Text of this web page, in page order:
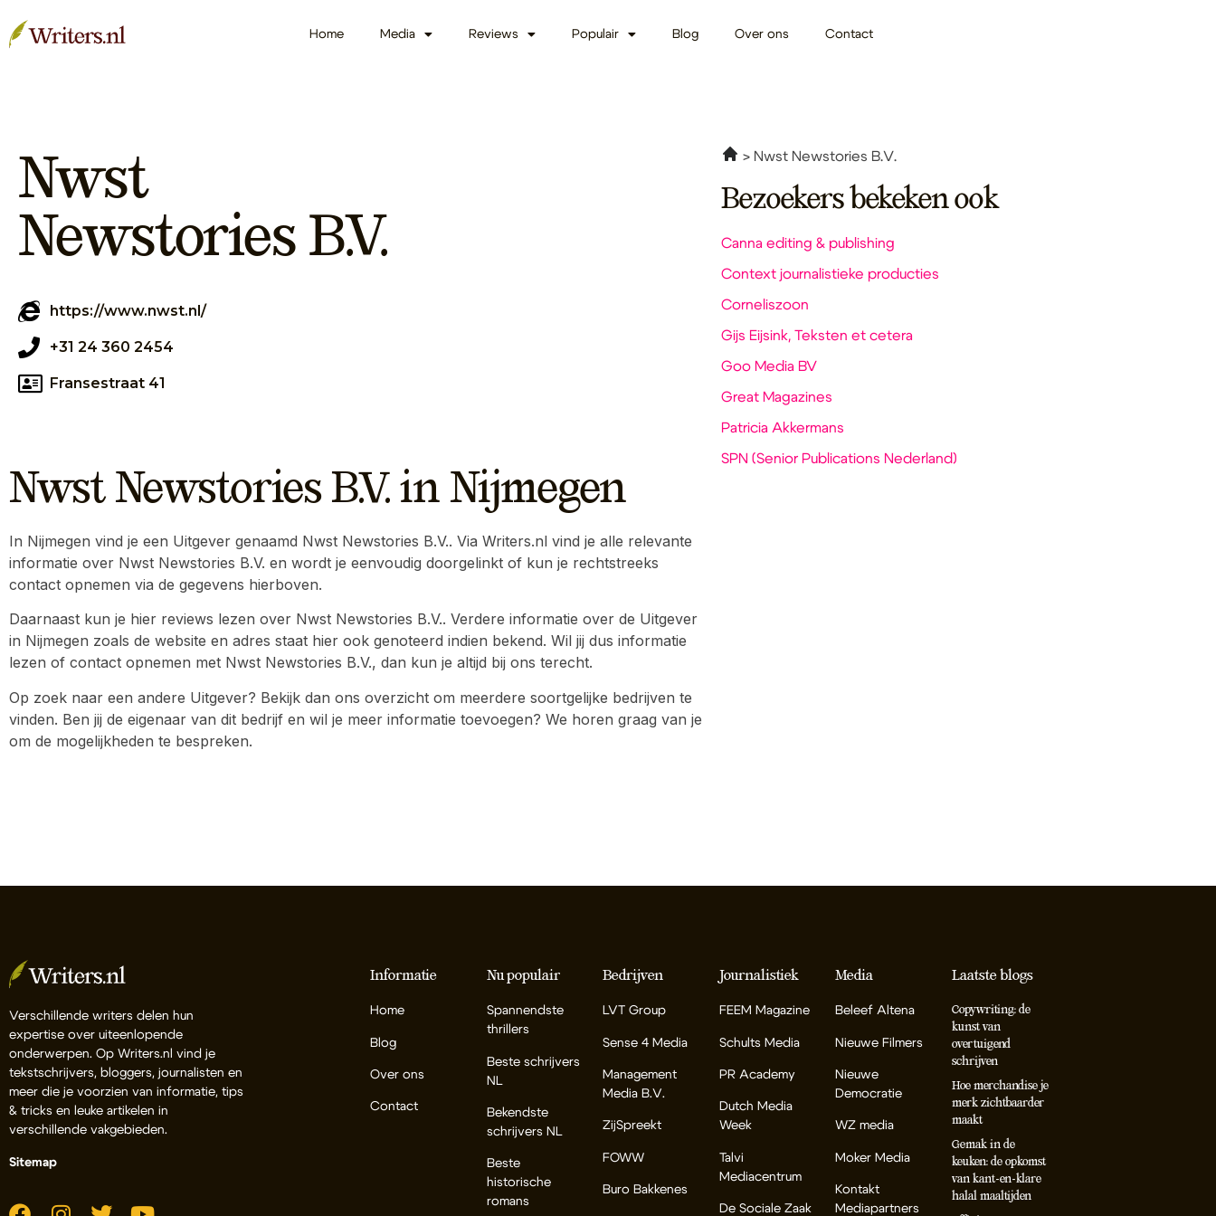
Home Media Reviews Populair Blog Over ons Contact
Nwst
Newstories B.V.
https://www.nwst.nl/
+31 24 360 2454
Fransestraat 41
Nwst Newstories B.V. in Nijmegen
In Nijmegen vind je een Uitgever genaamd Nwst Newstories B.V.. Via Writers.nl vind je alle relevante
informatie over Nwst Newstories B.V. en wordt je eenvoudig doorgelinkt of kun je rechtstreeks
contact opnemen via de gegevens hierboven.
Daarnaast kun je hier reviews lezen over Nwst Newstories B.V.. Verdere informatie over de Uitgever
in Nijmegen zoals de website en adres staat hier ook genoteerd indien bekend. Wil jij dus informatie
lezen of contact opnemen met Nwst Newstories B.V., dan kun je altijd bij ons terecht.
Op zoek naar een andere Uitgever? Bekijk dan ons overzicht om meerdere soortgelijke bedrijven te
vinden. Ben jij de eigenaar van dit bedrijf en wil je meer informatie toevoegen? We horen graag van je
om de mogelijkheden te bespreken.
Nwst Newstories B.V.
Bezoekers bekeken ook
Canna editing & publishing
Context journalistieke producties
Corneliszoon
Gijs Eijsink, Teksten et cetera
Goo Media BV
Great Magazines
Patricia Akkermans
SPN (Senior Publications Nederland)
Verschillende writers delen hun
expertise over uiteenlopende
onderwerpen. Op Writers.nl vind je
tekstschrijvers, bloggers, journalisten en
meer die je voorzien van informatie, tips
& tricks en leuke artikelen in
verschillende vakgebieden.
Sitemap
Informatie
Home
Blog
Over ons
Contact
Nu populair
Spannendste
thrillers
Beste schrijvers
NL
Bekendste
schrijvers NL
Beste
historische
romans
Bedrijven
LVT Group
Sense 4 Media
Management
Media B.V.
ZijSpreekt
FOWW
Buro Bakkenes
Journalistiek
FEEM Magazine
Schults Media
PR Academy
Dutch Media
Week
Talvi
Mediacentrum
De Sociale Zaak
Media
Beleef Altena
Nieuwe Filmers
Nieuwe
Democratie
WZ media
Moker Media
Kontakt
Mediapartners
Laatste blogs
Copywriting: de
kunst van
overtuigend
schrijven
Hoe merchandise je
merk zichtbaarder
maakt
Gemak in de
keuken: de opkomst
van kant-en-klare
halal maaltijden